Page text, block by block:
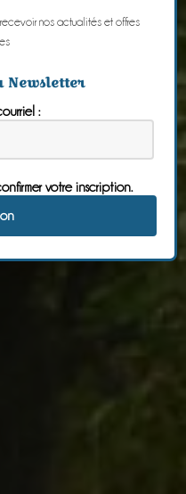
nos actualités et offres
:
votre inscription.